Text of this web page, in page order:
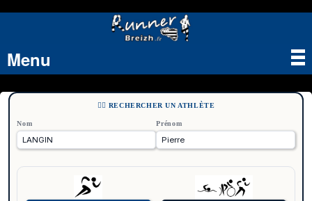
Menu
🏃‍♂️ RECHERCHER UN ATHLÈTE
Nom Prénom